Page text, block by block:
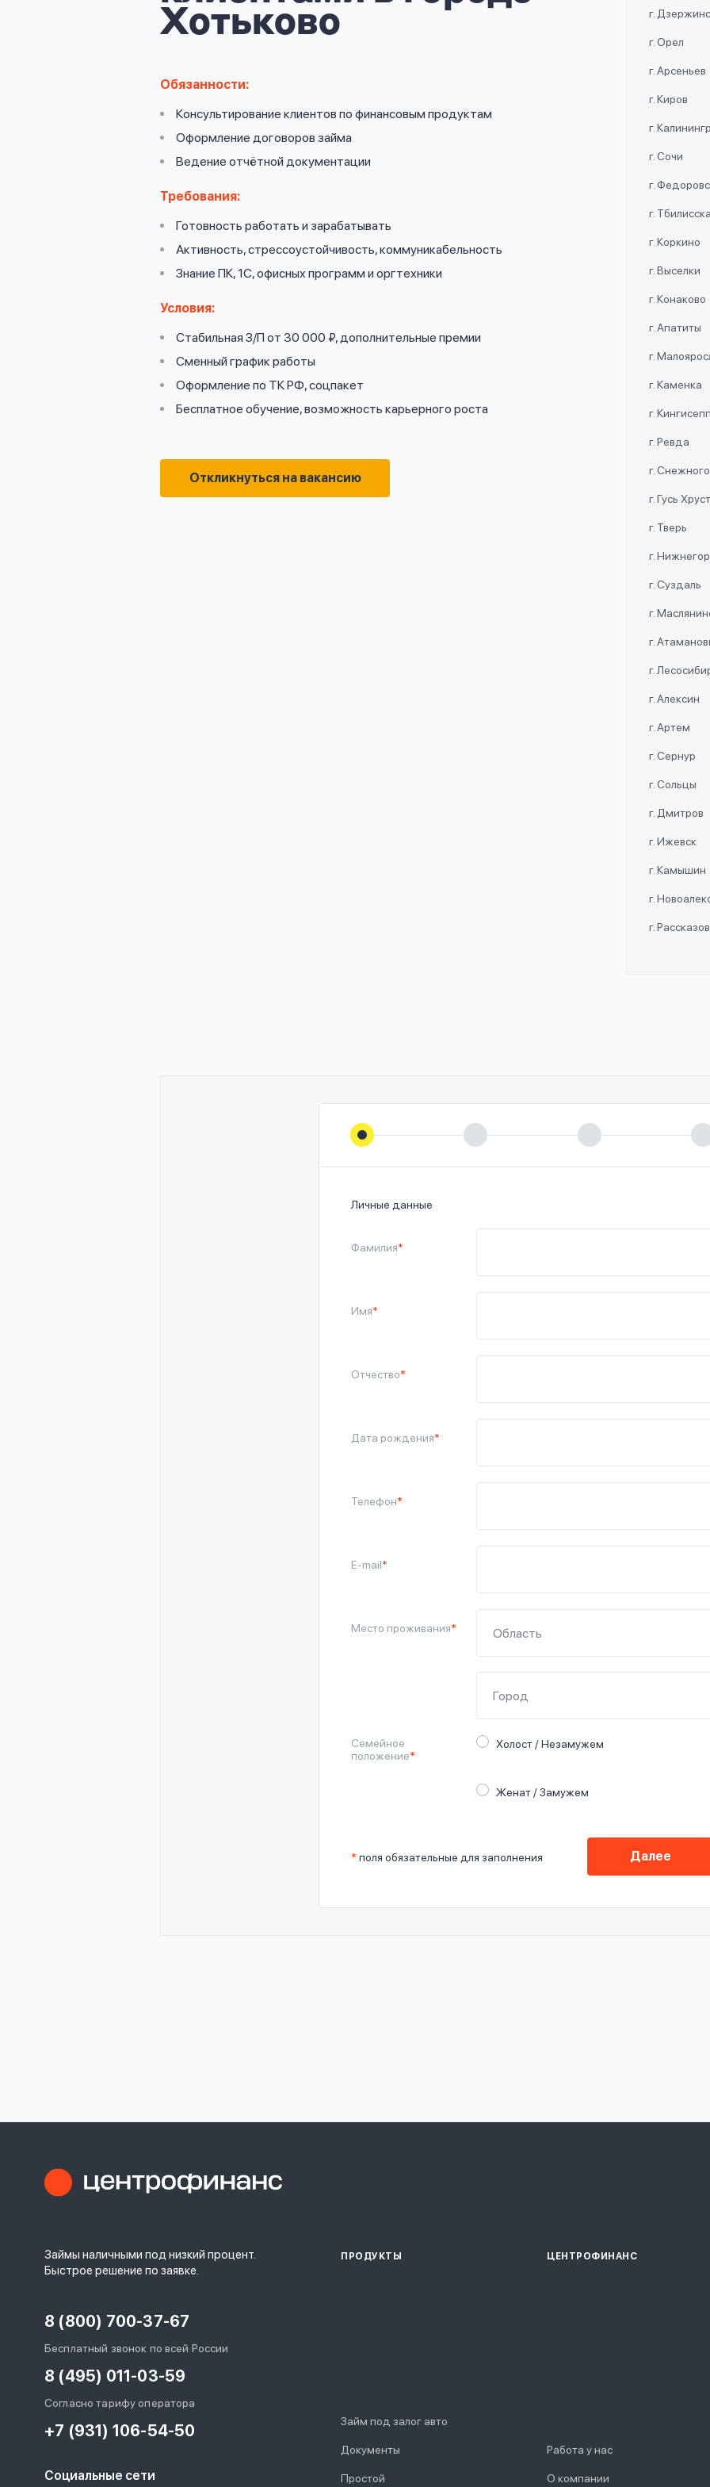
Хотьково
Обязанности:
Консультирование клиентов по финансовым продуктам
Оформление договоров займа
Ведение отчётной документации
Требования:
Готовность работать и зарабатывать
Активность, стрессоустойчивость, коммуникабельность
Знание ПК, 1С, офисных программ и оргтехники
Условия:
Стабильная З/П от 30 000 ₽, дополнительные премии
Сменный график работы
Оформление по ТК РФ, соцпакет
Бесплатное обучение, возможность карьерного роста
Откликнуться на вакансию
г.
г. Орел
г. Арсеньев
г. Киров
г.
г. Сочи
г.
г.
г. Коркино
г. Выселки
г. Конаково
г. Апатиты
г.
г. Каменка
г. Кингисепп
г. Ревда
г.
г. Гусь
г. Тверь
г.
г. Суздаль
г.
г.
г.
г. Алексин
г. Артем
г. Сернур
г. Сольцы
г. Дмитров
г. Ижевск
г. Камышин
г.
г.
Личные данные
Фамилия*
Имя*
Отчество*
Дата рождения*
Телефон*
E-mail*
Место проживания*
Семейное
положение*
Холост / Незамужем
Женат / Замужем
* поля обязательные для заполнения Далее
Займы наличными под низкий процент.
Быстрое решение по заявке.
8 (800) 700-37-67
Бесплатный звонок по всей России
8 (495) 011-03-59
Согласно тарифу оператора
+7 (931) 106-54-50
Социальные сети
ПРОДУКТЫ
Займ под залог авто
Документы
Простой
ЦЕНТРОФИНАНС
Работа у нас
О компании
Войти под другим номером